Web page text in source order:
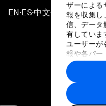
ザーによる
報を収集し
信、データ
有していま
ユーザーが
報や各パー
に収集さ
トナーによ
す。
EN ▪ES▪中文▪ 日本語
プライバシー
サ